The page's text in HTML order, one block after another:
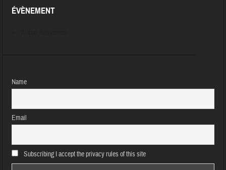
ÉVÈNEMENT
Name
Email
Subscribing I accept the privacy rules of this site